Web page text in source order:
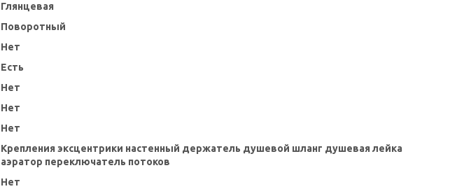
Глянцевая
Поворотный
Нет
Есть
Нет
Нет
Нет
Крепления эксцентрики настенный держатель душевой шланг душевая лейка
аэратор переключатель потоков
Нет